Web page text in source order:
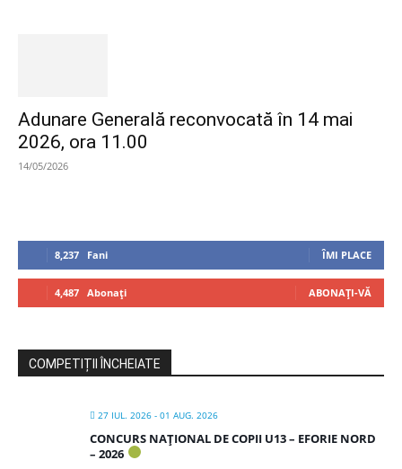
Adunare Generală reconvocată în 14 mai
2026, ora 11.00
14/05/2026
8,237 Fani ÎMI PLACE
4,487 Abonați ABONAȚI-VĂ
COMPETIȚII ÎNCHEIATE
27 IUL. 2026 - 01 AUG. 2026
CONCURS NAȚIONAL DE COPII U13 – EFORIE NORD
– 2026